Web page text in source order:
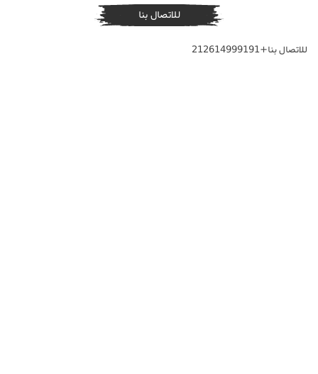
للاتصال بنا
للاتصال بنا+212614999191